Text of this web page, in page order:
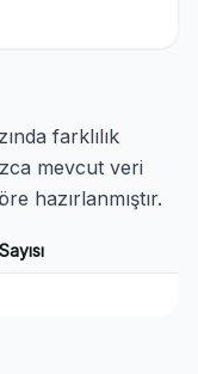
farklılık
mevcut veri
hazırlanmıştır.